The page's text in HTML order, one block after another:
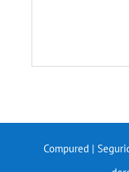
Compured |